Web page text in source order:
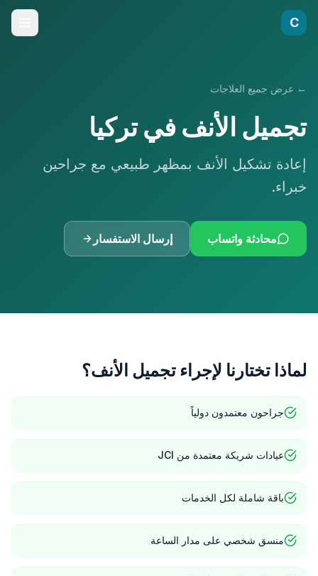
C
← عرض جميع العلاجات
تجميل الأنف في تركيا
إعادة تشكيل الأنف بمظهر طبيعي مع جراحين
خبراء.
محادثة واتساب إرسال الاستفسار
لماذا تختارنا لإجراء تجميل الأنف؟
جراحون معتمدون دولياً
عيادات شريكة معتمدة من JCI
باقة شاملة لكل الخدمات
منسق شخصي على مدار الساعة